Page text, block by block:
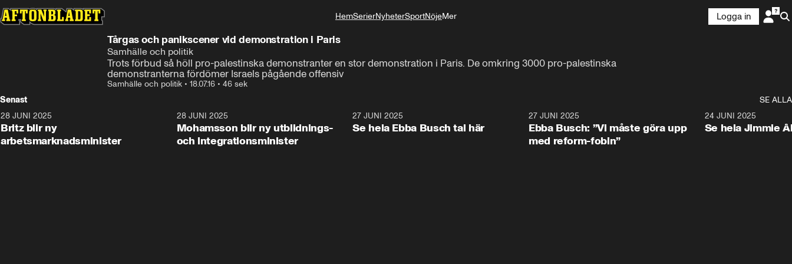
HemSerierNyheterSportNöjeMer
Logga in
Tårgas och panikscener vid demonstration i Paris
Samhälle och politik
Trots förbud så höll pro-palestinska demonstranter en stor demonstration i Paris. De omkring 3000 pro-palestinska
demonstranterna fördömer Israels pågående offensiv
Samhälle och politik • 18.07.16 • 46 sek
Senast
SE ALLA
28 JUNI 2025
Britz blir ny
arbetsmarknadsminister
2:28
28 JUNI 2025
Mohamsson blir ny utbildnings-
och integrationsminister
27 JUNI 2025
Se hela Ebba Busch tal här
27 JUNI 2025
Ebba Busch: ”Vi måste göra upp
med reform-fobin”
24 JUNI 2025
Se hela Jimmie